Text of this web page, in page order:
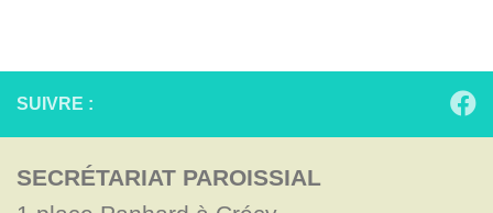
SUIVRE :
SECRÉTARIAT PAROISSIAL